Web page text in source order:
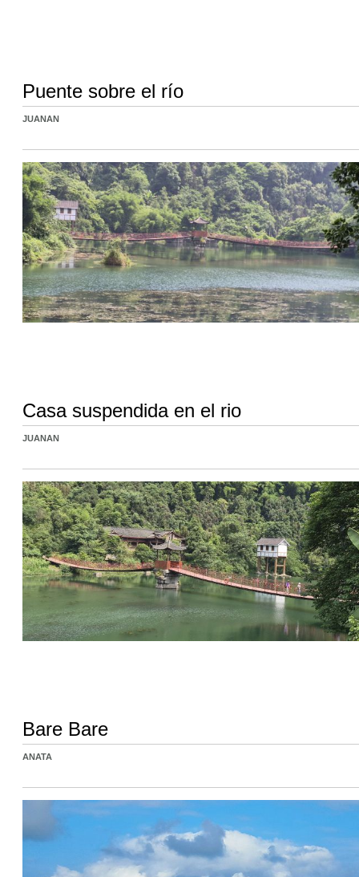
Puente sobre el río
JUANAN
Casa suspendida en el rio
JUANAN
Bare Bare
ANATA